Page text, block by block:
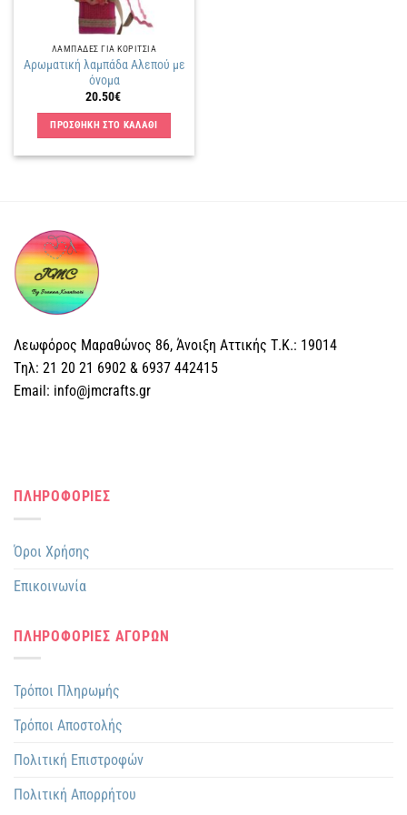
ΛΑΜΠΑΔΕΣ ΓΙΑ ΚΟΡΙΤΣΙΑ
Αρωματική λαμπάδα Αλεπού με
όνομα
20.50€
ΠΡΟΣΘΗΚΗ ΣΤΟ ΚΑΛΑΘΙ
Λεωφόρος Μαραθώνος 86, Άνοιξη Αττικής Τ.Κ.: 19014
Tηλ: 21 20 21 6902 & 6937 442415
Email: info@jmcrafts.gr
ΠΛΗΡΟΦΟΡΙΕΣ
Όροι Χρήσης
Επικοινωνία
ΠΛΗΡΟΦΟΡΙΕΣ ΑΓΟΡΩΝ
Τρόποι Πληρωμής
Τρόποι Αποστολής
Πολιτική Επιστροφών
Πολιτική Απορρήτου